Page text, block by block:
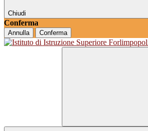
Chiudi
Conferma
Annulla Conferma